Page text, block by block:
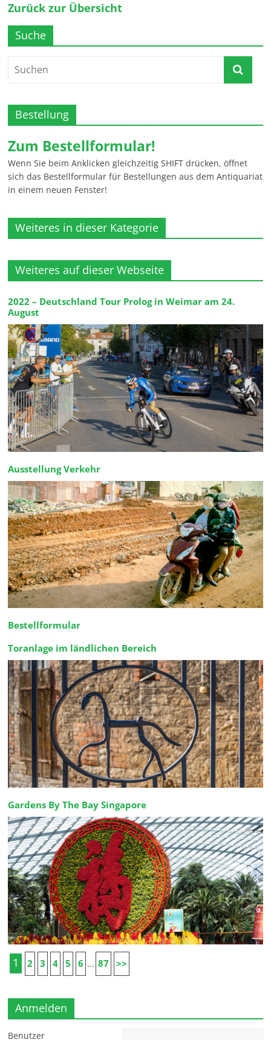
Zurück zur Übersicht
Suche
Bestellung
Zum Bestellformular!
Wenn Sie beim Anklicken gleichzeitig SHIFT drücken, öffnet
sich das Bestellformular für Bestellungen aus dem Antiquariat
in einem neuen Fenster!
Weiteres in dieser Kategorie
Weiteres auf dieser Webseite
2022 – Deutschland Tour Prolog in Weimar am 24.
August
Ausstellung Verkehr
Bestellformular
Toranlage im ländlichen Bereich
Gardens By The Bay Singapore
1 2 3 4 5 6 ... 87 >>
Anmelden
Benutzer